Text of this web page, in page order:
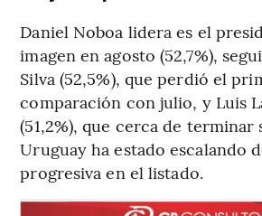
Daniel Noboa lidera es el
imagen en agosto (52,7%),
Silva (52,5%), que perdió el
comparación con julio, y Luis
(51,2%), que cerca de terminar
Uruguay ha estado escalando
progresiva en el listado.